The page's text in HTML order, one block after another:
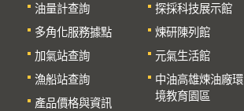
油量計查詢
多角化服務據點
加氣站查詢
漁船站查詢
產品價格與資訊
探採科技展示館
煉研陳列館
元氣生活館
中油高雄煉油廠環
境教育園區